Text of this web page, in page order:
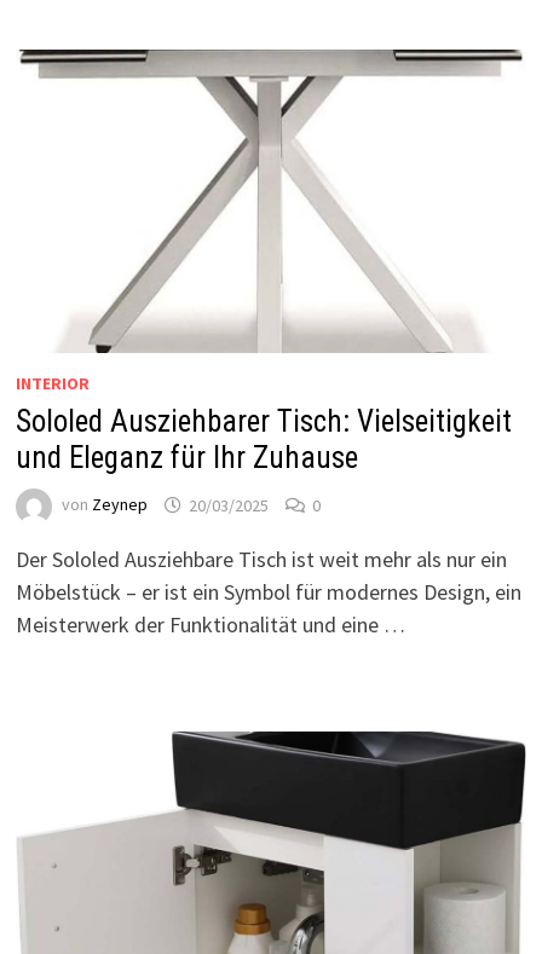
INTERIOR
Sololed Ausziehbarer Tisch: Vielseitigkeit
und Eleganz für Ihr Zuhause
von Zeynep 20/03/2025 0
Der Sololed Ausziehbare Tisch ist weit mehr als nur ein
Möbelstück – er ist ein Symbol für modernes Design, ein
Meisterwerk der Funktionalität und eine …